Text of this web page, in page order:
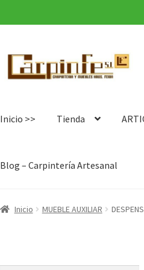
Inicio >> Tienda
Blog – Carpintería Artesanal
Inicio MUEBLE AUXILIAR